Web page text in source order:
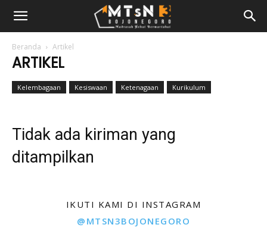
Beranda Artikel
ARTIKEL
Kelembagaan Kesiswaan Ketenagaan Kurikulum
Tidak ada kiriman yang
ditampilkan
IKUTI KAMI DI INSTAGRAM
@MTSN3BOJONEGORO